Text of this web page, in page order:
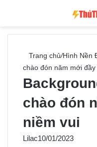
Trang chủ/Hình Nền
chào đón năm mới
chào đón
niềm vui
Lilac10/01/2023